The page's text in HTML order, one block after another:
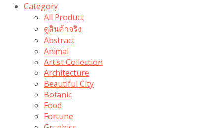
Category
All Product
ดูสินค้าจริง
Abstract
Animal
Artist Collection
Architecture
Beautiful City
Botanic
Food
Fortune